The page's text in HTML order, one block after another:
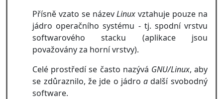
Přísně vzato se názevLinux vztahuje pouze na
jádro operačního systému - tj. spodní vrstvu
softwarového stacku (aplikace jsou
považovány za horní vrstvy).
Celé prostředí se často nazývá GNU/Linux, aby
se zdůraznilo, že jde o jádroa další svobodný
software.